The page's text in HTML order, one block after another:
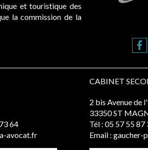
et touristique des
la commission de la
64
avocat.fr
CABINET
2 bis Avenue de
33350 ST
Tél : 05 57 55 87
Email : gaucher-